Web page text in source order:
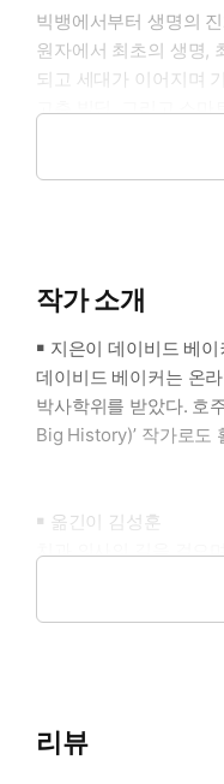
빅뱅에서부터 생명의
원자에서 최초의 생명,
되고 세대가 이어지며
고층 빌딩, 그리고 스
막연하고 낯설게만 느
작가 소개
￭ 지은이 데이비드 베
데이비드 베이커는 온
박사학위를 받았다. 호
Big History)’ 작가로도
￭ 옮긴이 김성훈
치과 의사의 길을 걸으
과학 분야와 과학 분
《정리하는 뇌》, 《
리뷰